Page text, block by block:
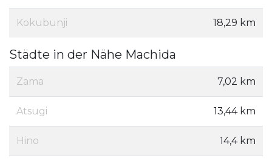
Kokubunji 18,29 km
Städte in der Nähe Machida
Zama 7,02 km
Atsugi 13,44 km
Hino 14,4 km